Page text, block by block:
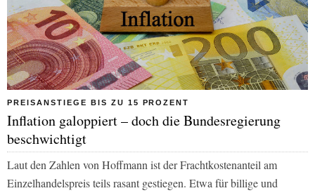
PREISANSTIEGE BIS ZU 15 PROZENT
Inflation galoppiert – doch die Bundesregierung
beschwichtigt
Laut den Zahlen von Hoffmann ist der Frachtkostenanteil am
Einzelhandelspreis teils rasant gestiegen. Etwa für billige und